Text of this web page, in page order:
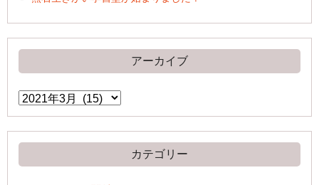
アーカイブ
ア
ー
イ
ブ
カテゴリー